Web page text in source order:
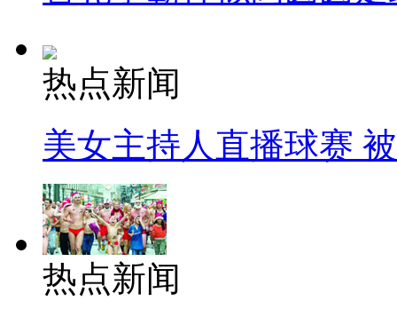
热点新闻
美女主持人直播球赛
热点新闻